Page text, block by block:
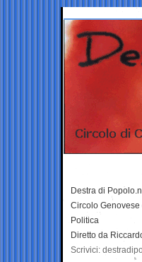
Destra di
Circolo Genovese
Politica
Diretto da
Scrivici: